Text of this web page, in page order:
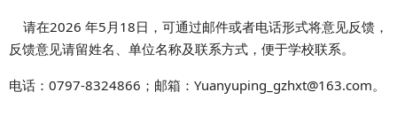
a
t
o
请在2026 年5月18日，可通过邮件或者电话形式将意见反馈，
反馈意见请留姓名、单位名称及联系方式，便于学校联系。
电话：0797-8324866；邮箱：Yuanyuping_gzhxt@163.com。